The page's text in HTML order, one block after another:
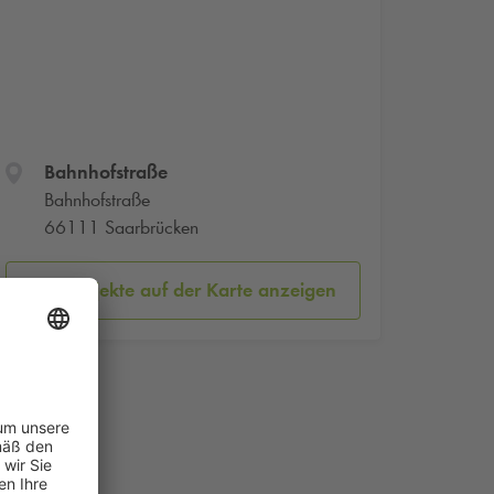
Bahnhofstraße
Bahnhofstraße
66111 Saarbrücken
Parkobjekte auf der Karte anzeigen